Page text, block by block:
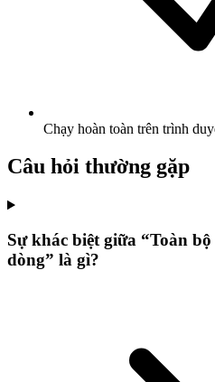
Chạy hoàn toàn trên trình
Câu hỏi thường gặp
Sự khác biệt giữa “Toàn
dòng” là gì?